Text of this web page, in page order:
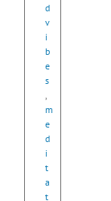
d
v
i
b
e
s
m
e
d
i
t
a
t